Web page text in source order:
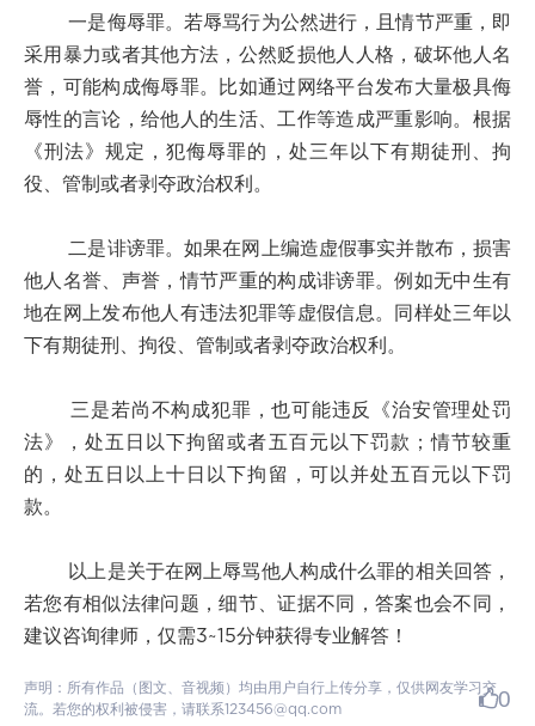
一是侮辱罪。若辱骂行为公然进行，且情节严重，即
采用暴力或者其他方法，公然贬损他人人格，破坏他人名
誉，可能构成侮辱罪。比如通过网络平台发布大量极具侮
辱性的言论，给他人的生活、工作等造成严重影响。根据
《刑法》规定，犯侮辱罪的，处三年以下有期徒刑、拘
役、管制或者剥夺政治权利。
二是诽谤罪。如果在网上编造虚假事实并散布，损害
他人名誉、声誉，情节严重的构成诽谤罪。例如无中生有
地在网上发布他人有违法犯罪等虚假信息。同样处三年以
下有期徒刑、拘役、管制或者剥夺政治权利。
三是若尚不构成犯罪，也可能违反《治安管理处罚
法》，处五日以下拘留或者五百元以下罚款；情节较重
的，处五日以上十日以下拘留，可以并处五百元以下罚
款。
以上是关于在网上辱骂他人构成什么罪的相关回答，
若您有相似法律问题，细节、证据不同，答案也会不同，
建议咨询律师，仅需3~15分钟获得专业解答！
声明：所有作品（图文、音视频）均由用户自行上传分享，仅供网友学习交
流。若您的权利被侵害，请联系123456@qq.com
0